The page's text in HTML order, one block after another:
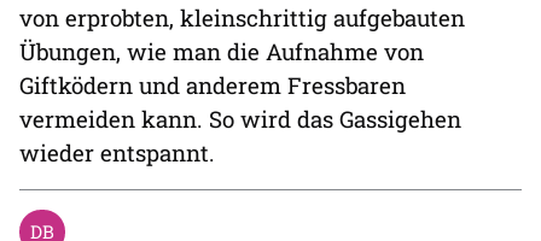
von erprobten, kleinschrittig aufgebauten
Übungen, wie man die Aufnahme von
Giftködern und anderem Fressbaren
vermeiden kann. So wird das Gassigehen
wieder entspannt.